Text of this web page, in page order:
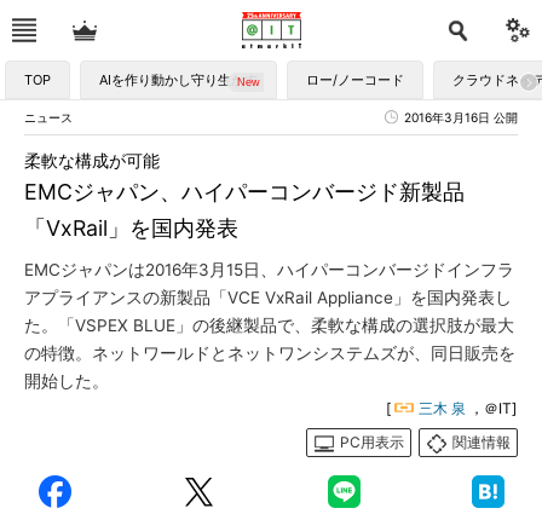
TOP AIを作り動かし守り生かす ロー/ノーコード クラウドネイ
ニュース 2016年3月16日 公開
EMCジャパン、ハイパーコンバージド新製品
「VxRail」を国内発表
柔軟な構成が可能
EMCジャパンは2016年3月15日、ハイパーコンバージドインフラ
アプライアンスの新製品「VCE VxRail Appliance」を国内発表し
た。「VSPEX BLUE」の後継製品で、柔軟な構成の選択肢が最大
の特徴。ネットワールドとネットワンシステムズが、同日販売を
開始した。
[ 三木 泉 ，＠IT]
PC用表示
関連情報